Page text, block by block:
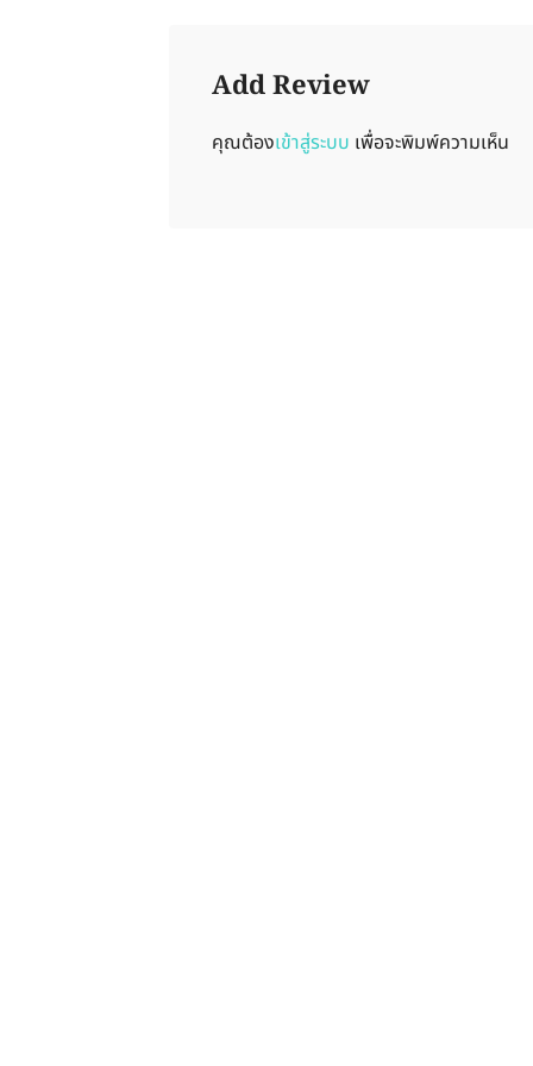
Add Review
คุณต้องเข้าสู่ระบบ เพื่อจะพิมพ์ความเห็น